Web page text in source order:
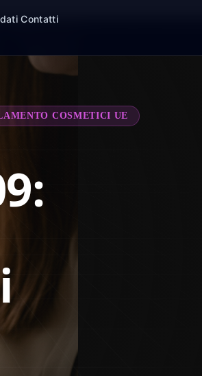
datiContatti
COSMETICI UE